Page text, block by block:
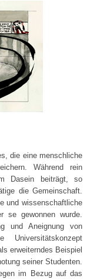
die eine menschliche
Während rein
Dasein beiträgt, so
die Gemeinschaft.
und wissenschaftliche
se gewonnen wurde.
und Aneignung von
erweiterndes Beispiel
seiner Studenten.
im Bezug auf das